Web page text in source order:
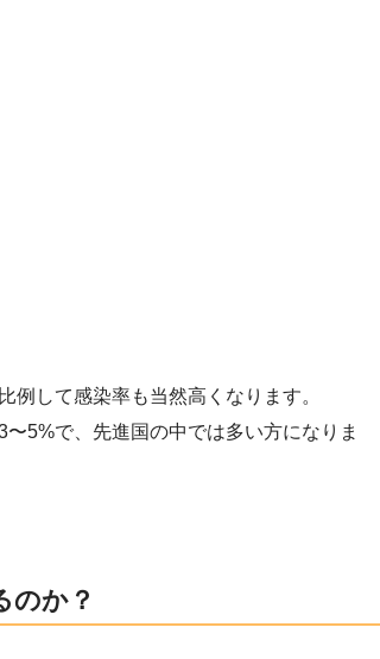
例して感染率も当然高くなります。
5%で、先進国の中では多い方になりま
のか？